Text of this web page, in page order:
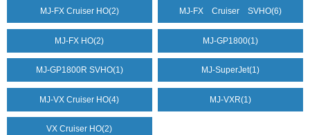
MJ-FX Cruiser HO(2) MJ-FX Cruiser SVHO(6)
MJ-FX HO(2) MJ-GP1800(1)
MJ-GP1800R SVHO(1) MJ-SuperJet(1)
MJ-VX Cruiser HO(4) MJ-VXR(1)
VX Cruiser HO(2)